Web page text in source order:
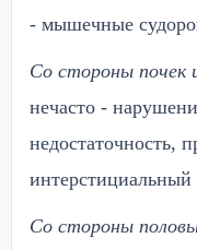
- мышечные
Со стороны почек
нечасто -
недостаточность,
интерстициальный
Со стороны